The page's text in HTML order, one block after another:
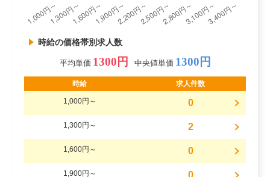
時給の価格帯別求人数
平均単価 1300円 中央値単価 1300円
時給 求人件数
1,000円～ 0
1,300円～ 2
1,600円～ 0
1,900円～